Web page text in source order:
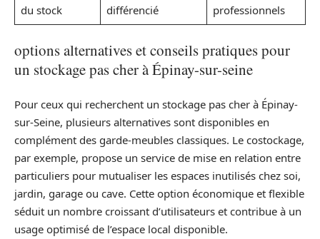
du stock
différencié
professionnels
options alternatives et conseils pratiques pour
un stockage pas cher à Épinay-sur-seine
Pour ceux qui recherchent un stockage pas cher à Épinay-
sur-Seine, plusieurs alternatives sont disponibles en
complément des garde-meubles classiques. Le costockage,
par exemple, propose un service de mise en relation entre
particuliers pour mutualiser les espaces inutilisés chez soi,
jardin, garage ou cave. Cette option économique et flexible
séduit un nombre croissant d’utilisateurs et contribue à un
usage optimisé de l’espace local disponible.